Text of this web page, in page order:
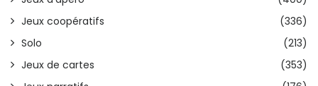
Jeux coopératifs
(336)
Solo
(213)
Jeux de cartes
(353)